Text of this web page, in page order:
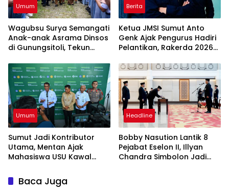
Umum
Wagubsu Surya Semangati
Anak-anak Asrama Dinsos
di Gunungsitoli, Tekun
Berita
Ketua JMSI Sumut Anto
Genk Ajak Pengurus Hadiri
Pelantikan, Rakerda 2026
Umum
Sumut Jadi Kontributor
Utama, Mentan Ajak
Mahasiswa USU Kawal
Headline
Bobby Nasution Lantik 8
Pejabat Eselon II, Illyan
Chandra Simbolon Jadi
Baca Juga